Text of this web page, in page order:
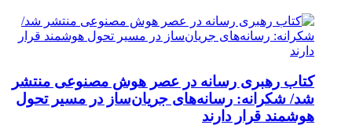
کتاب رهبری رسانه در عصر هوش مصنوعی منتشر
شد/ شکرانه: رسانه‌های جریان‌ساز در مسیر تحول
هوشمند قرار دارند